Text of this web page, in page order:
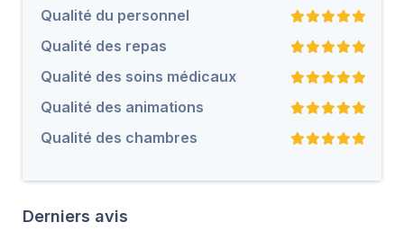
Qualité du personnel
Qualité des repas
Qualité des soins médicaux
Qualité des animations
Qualité des chambres
Derniers avis